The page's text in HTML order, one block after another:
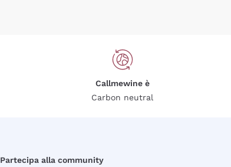
Callmewine è
Carbon neutral
Partecipa alla community